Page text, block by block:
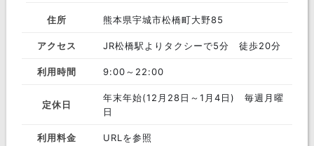
住所 熊本県宇城市松橋町大野85
アクセス JR松橋駅よりタクシーで5分 徒歩20分
利用時間 9:00～22:00
定休日
年末年始(12月28日～1月4日) 毎週月曜
日
利用料金 URLを参照